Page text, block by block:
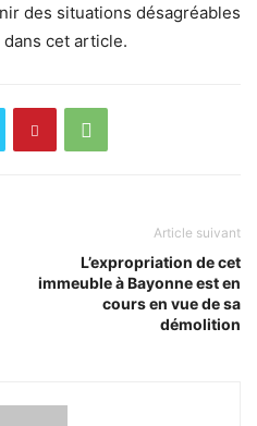
des situations désagréables
cet article.
Article suivant
L’expropriation de cet
immeuble à Bayonne est en
cours en vue de sa
démolition